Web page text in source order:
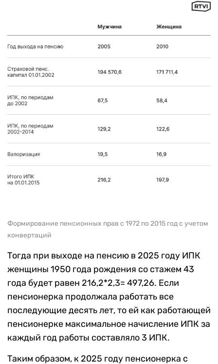
Формирование пенсионных прав с 1972 по 2015 год с учетом
конвертаций
Тогда при выходе на пенсию в 2025 году ИПК
женщины 1950 года рождения со стажем 43
года будет равен 216,2*2,3= 497,26. Если
пенсионерка продолжала работать все
последующие десять лет, то ей как работающей
пенсионерке максимальное начисление ИПК за
каждый год работы составляло 3 ИПК.
Таким образом, к 2025 году пенсионерка с